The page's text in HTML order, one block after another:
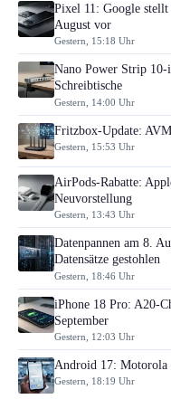
Pixel 11: Google stellt
August vor
Gestern, 15:18 Uhr
Nano Power Strip
Schreibtische
Gestern, 14:00 Uhr
Fritzbox-Update:
Gestern, 15:53 Uhr
AirPods-Rabatte:
Neuvorstellung
Gestern, 13:43 Uhr
Datenpannen am 8.
Datensätze gestohlen
Gestern, 18:46 Uhr
iPhone 18 Pro: A20-
September
Gestern, 12:03 Uhr
Android 17: Motorola
Gestern, 18:19 Uhr